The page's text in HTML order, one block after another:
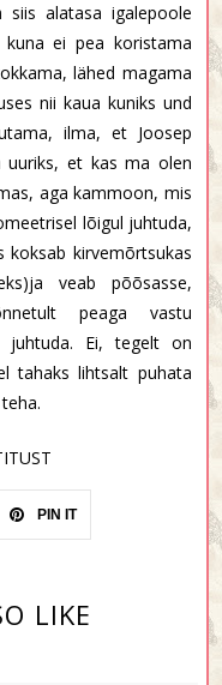
alatasa igalepoole
ei pea koristama
lähed magama
nii kaua kuniks und
ilma, et Joosep
uuriks, et kas ma olen
aga kammoon, mis
lõigul juhtuda,
kirvemõrtsukas
veab põõsasse,
peaga vastu
juhtuda. Ei, tegelt on
tahaks lihtsalt puhata
PIN IT
LIKE